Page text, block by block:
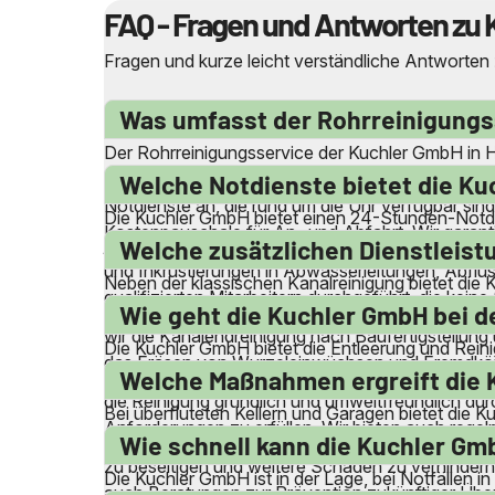
FAQ - Fragen und Antworten
Fragen und kurze leicht verständliche
Was umfasst der
Der Rohrreinigungsservice der Kuchler GmbH
qualifizierten Mitarbeiter beseitigen fachkundig
Notdienste an, die rund um die Uhr verfügbar
Kostenpauschale für An- und Abfahrt. Wir
Welche Notdienste bietet die
Die Kuchler GmbH bietet einen 24-Stunden-
jederzeit erreichbar, um schnell auf Notfälle
und Inkrustierungen in Abwasserleitungen,
qualifizierten Mitarbeitern durchgeführt, die
Welche zusätzlichen
Neben der klassischen Kanalreinigung bietet
Grundreinigungen von Schmutz- und
wir die Kanalendreinigung nach
das Fräsen von Wurzeleinwüchsen und
Wie geht die Kuchler GmbH bei
Die Kuchler GmbH bietet die Entleerung und
fachgerecht und effizient durch, um
die Reinigung gründlich und umweltfreundlich
Anforderungen zu erfüllen. Wir bieten auch
Welche Maßnahmen ergreift die
Bei überfluteten Kellern und Garagen bietet die
einsatzbereit, um Wasser und Schlamm aus
zu beseitigen und weitere Schäden zu
Wie schnell kann die Kuchler
Die Kuchler GmbH ist in der Lage, bei Notfällen